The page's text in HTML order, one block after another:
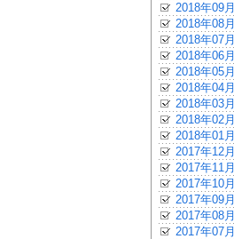
2018年09月
2018年08月
2018年07月
2018年06月
2018年05月
2018年04月
2018年03月
2018年02月
2018年01月
2017年12月
2017年11月
2017年10月
2017年09月
2017年08月
2017年07月